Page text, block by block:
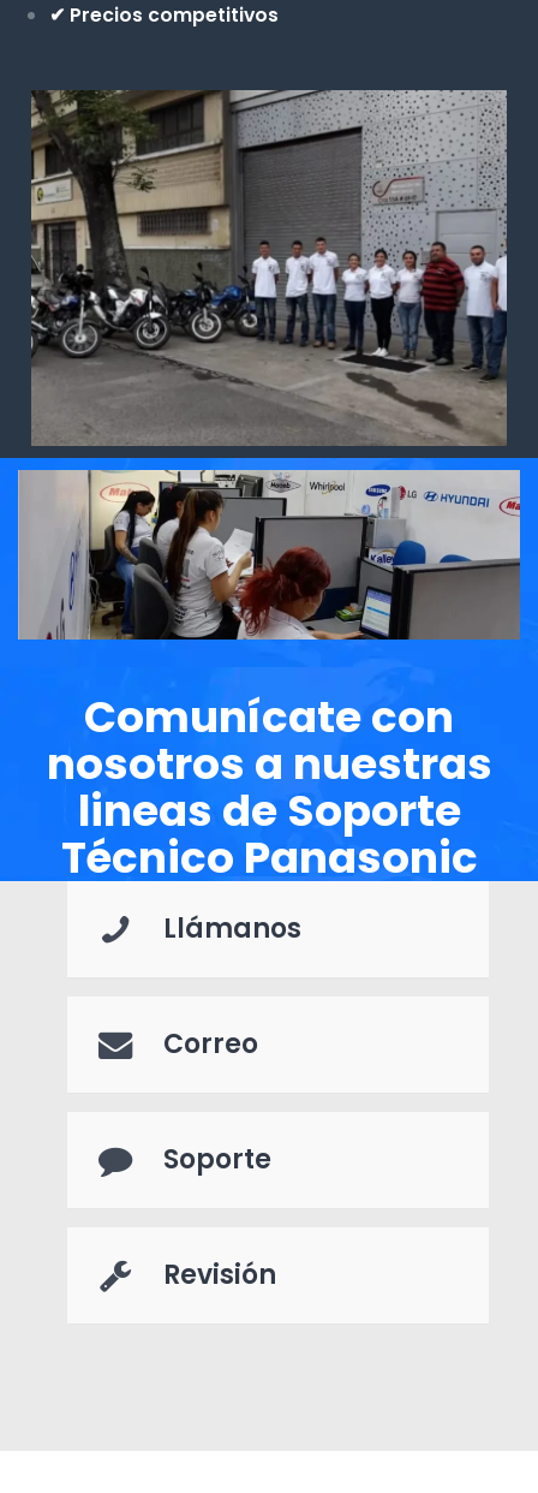
✔ Precios competitivos
Comunícate con
nosotros a nuestras
lineas de Soporte
Técnico Panasonic
Llámanos
Correo
Soporte
Revisión